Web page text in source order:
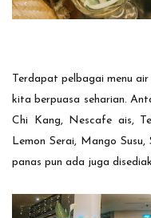
Terdapat pelbagai menu
kita berpuasa seharian.
Chi Kang, Nescafe ais,
Lemon Serai, Mango
panas pun ada juga